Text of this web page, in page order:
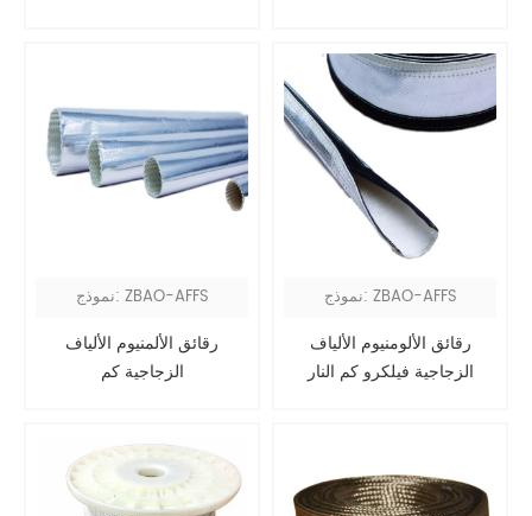
نموذج: ZBAO-AFFS
رقائق الألمنيوم الألياف
الزجاجية كم
نموذج: ZBAO-AFFS
رقائق الألومنيوم الألياف
الزجاجية فيلكرو كم النار